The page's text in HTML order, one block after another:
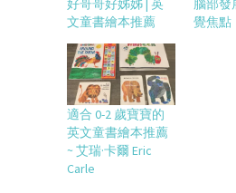
文童書繪本推薦
覺焦點
適合 0-2 歲寶寶的
英文童書繪本推薦
~ 艾瑞·卡爾 Eric
Carle